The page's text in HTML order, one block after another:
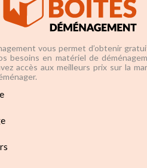
vous permet d’obtenir
besoins en matériel de
accès aux meilleurs prix sur la